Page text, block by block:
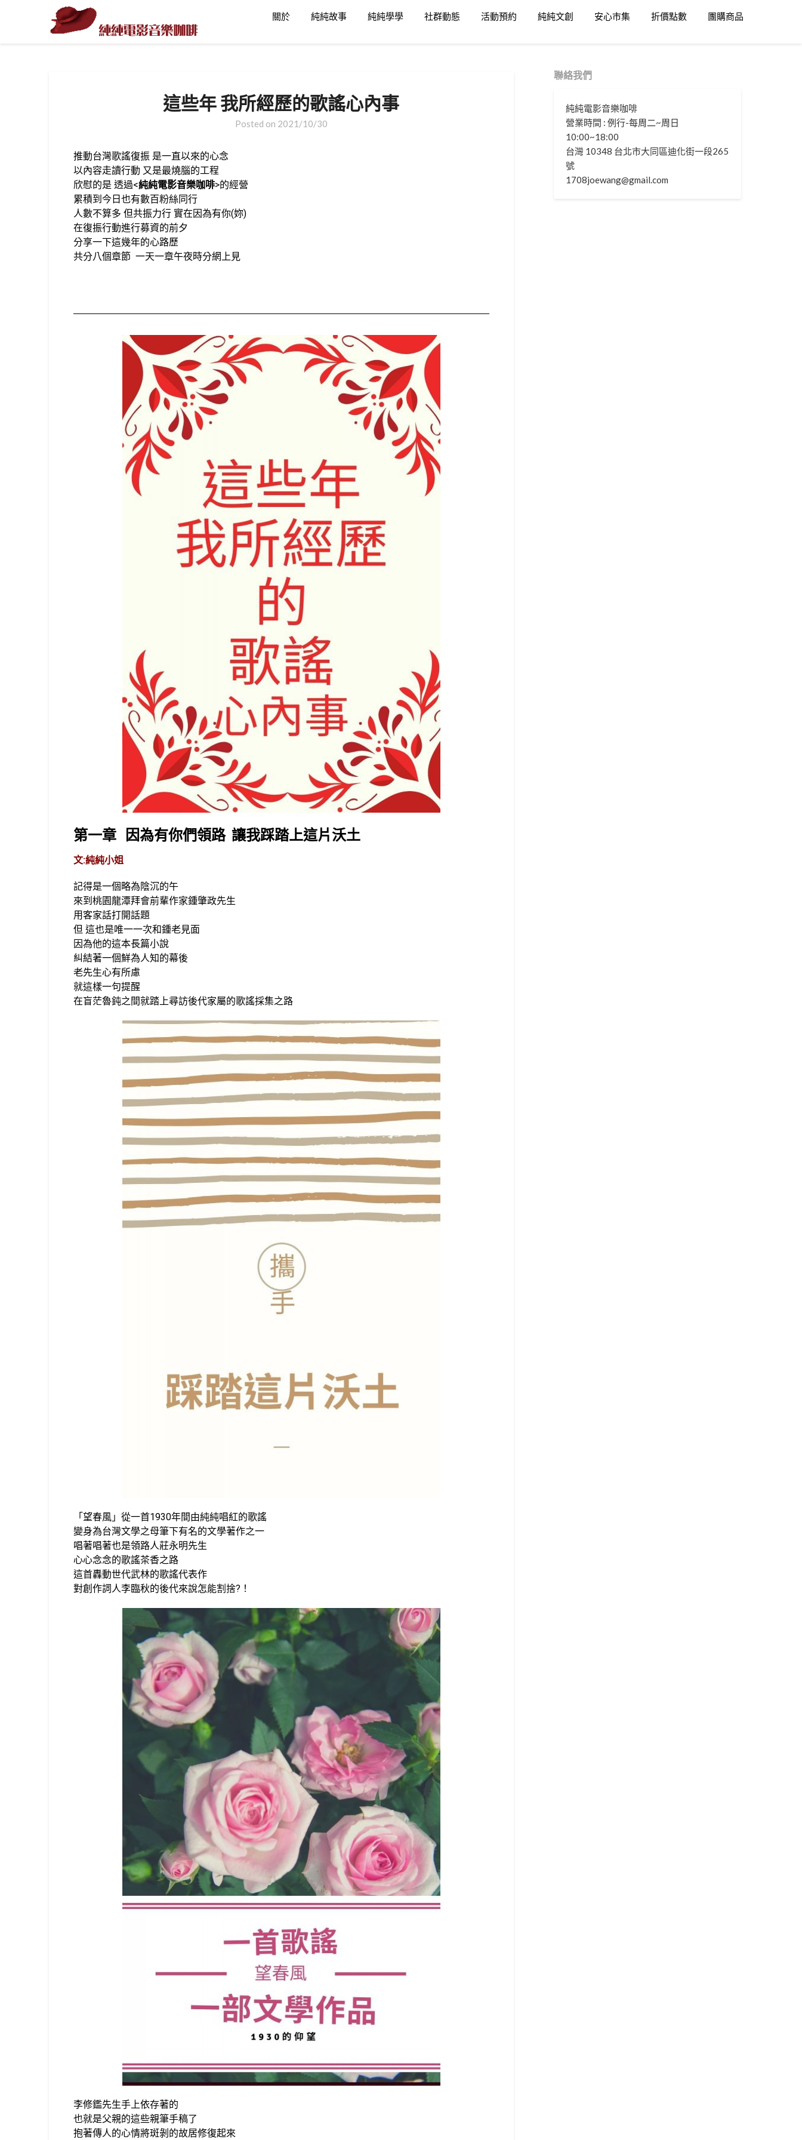
關於 純純故事 純純學學 社群動態 活動預約 純純文創 安心市集 折價點數 團購商品
這些年 我所經歷的歌謠心內事
Posted on 2021/10/30
推動台灣歌謠復振 是一直以來的心念
以內容走讀行動 又是最燒腦的工程
欣慰的是 透過<純純電影音樂咖啡>的經營
累積到今日也有數百粉絲同行
人數不算多 但共振力行 實在因為有你(妳)
在復振行動進行募資的前夕
分享一下這幾年的心路歷
共分八個章節 一天一章午夜時分網上見
第一章 因為有你們領路 讓我踩踏上這片沃土
文:純純小姐
記得是一個略為陰沉的午
來到桃園龍潭拜會前輩作家鍾肇政先生
用客家話打開話題
但 這也是唯一一次和鍾老見面
因為他的這本長篇小說
糾結著一個鮮為人知的幕後
老先生心有所慮
就這樣一句提醒
在盲茫魯鈍之間就踏上尋訪後代家屬的歌謠採集之路
「望春風」從一首1930年間由純純唱紅的歌謠
變身為台灣文學之母筆下有名的文學著作之一
唱著唱著也是領路人莊永明先生
心心念念的歌謠茶香之路
這首轟動世代武林的歌謠代表作
對創作詞人李臨秋的後代來說怎能割捨?！
李修鑑先生手上依存著的
也就是父親的這些親筆手稿了
抱著傳人的心情將斑剝的故居修復起來
聯絡我們
純純電影音樂咖啡
營業時間 : 例行-每周二~周日
10:00~18:00
台灣 10348 台北市大同區迪化街一段265
號
1708joewang@gmail.com